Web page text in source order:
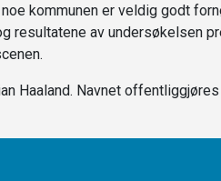
kommunen er veldig godt
resultatene av undersøkelsen
Haaland. Navnet